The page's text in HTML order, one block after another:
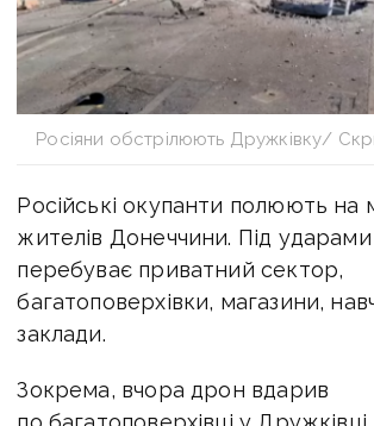
Росіяни обстрілюють Дружківку/
Російські окупанти полюють на
жителів Донеччини. Під
перебуває приватний сектор,
багатоповерхівки, магазини,
заклади.
Зокрема, вчора дрон вдарив